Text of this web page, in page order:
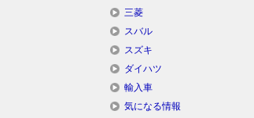
三菱
スバル
スズキ
ダイハツ
輸入車
気になる情報